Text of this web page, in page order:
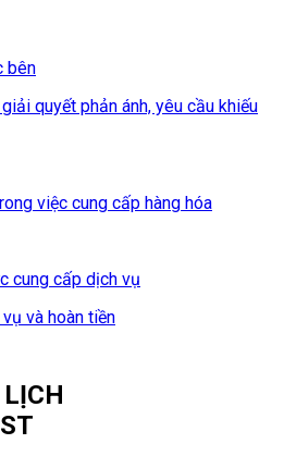
bên
quyết phản ánh, yêu cầu khiếu
việc cung cấp hàng hóa
cung cấp dịch vụ
và hoàn tiền
LỊCH